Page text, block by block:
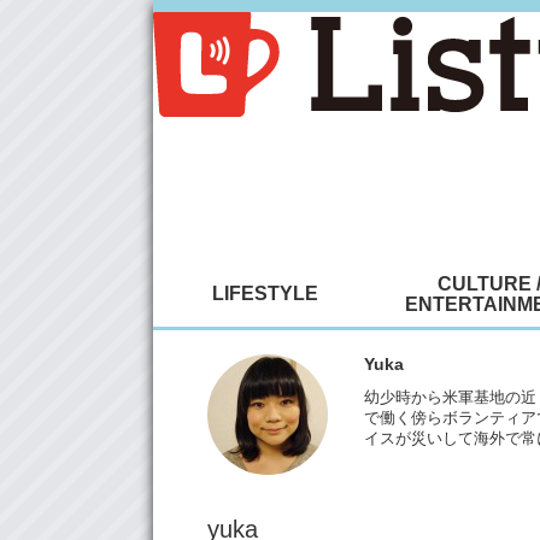
LIFESTYLE
CULTURE /
Yuka
幼少時から米軍基地の
で働く傍らボランティ
イスが災いして海外で
yuka